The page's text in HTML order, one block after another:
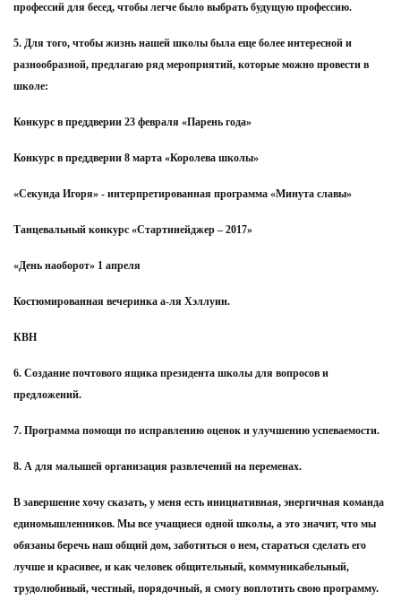
профессий для бесед, чтобы легче было выбрать будущую профессию.
5. Для того, чтобы жизнь нашей школы была еще более интересной и
разнообразной, предлагаю ряд мероприятий, которые можно провести в
школе:
Конкурс в преддверии 23 февраля «Парень года»
Конкурс в преддверии 8 марта «Королева школы»
«Секунда Игоря» - интерпретированная программа «Минута славы»
Танцевальный конкурс «Стартинейджер – 2017»
«День наоборот» 1 апреля
Костюмированная вечеринка а-ля Хэллуин.
КВН
6. Создание почтового ящика президента школы для вопросов и
предложений.
7. Программа помощи по исправлению оценок и улучшению успеваемости.
8. А для малышей организация развлечений на переменах.
В завершение хочу сказать, у меня есть инициативная, энергичная команда
единомышленников. Мы все учащиеся одной школы, а это значит, что мы
обязаны беречь наш общий дом, заботиться о нем, стараться сделать его
лучше и красивее, и как человек общительный, коммуникабельный,
трудолюбивый, честный, порядочный, я смогу воплотить свою программу.